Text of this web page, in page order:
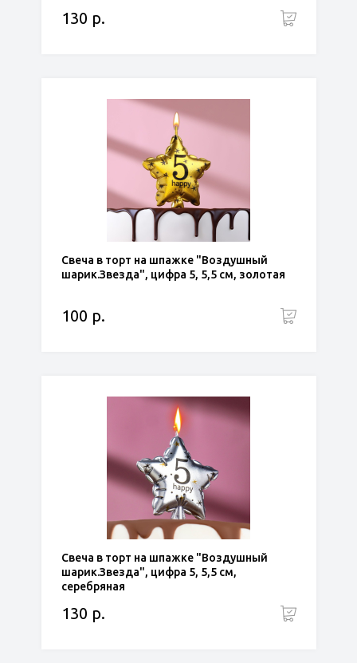
130 р.
Свеча в торт на шпажке "Воздушный
шарик.Звезда", цифра 5, 5,5 см, золотая
100 р.
Свеча в торт на шпажке "Воздушный
шарик.Звезда", цифра 5, 5,5 см,
серебряная
130 р.